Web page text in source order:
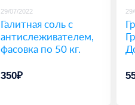
29/07/2022
Галитная соль с
антислеживателем,
фасовка по 50 кг.
350₽